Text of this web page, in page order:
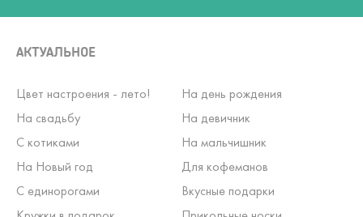
АКТУАЛЬНОЕ
Цвет настроения - лето!
На день рождения
На свадьбу
На девичник
С котиками
На мальчишник
На Новый год
Для кофеманов
С единорогами
Вкусные подарки